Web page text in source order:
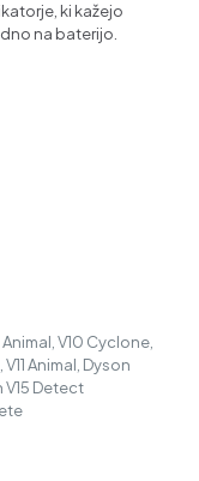
ki kažejo
na baterijo.
V10 Cyclone,
Animal, Dyson
V15 Detect